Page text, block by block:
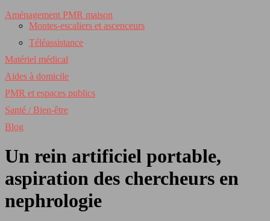
Aménagement PMR maison
Montes-escaliers et ascenceurs
Téléassistance
Matériel médical
Aides à domicile
PMR et espaces publics
Santé / Bien-être
Blog
Un rein artificiel portable,
aspiration des chercheurs en
nephrologie